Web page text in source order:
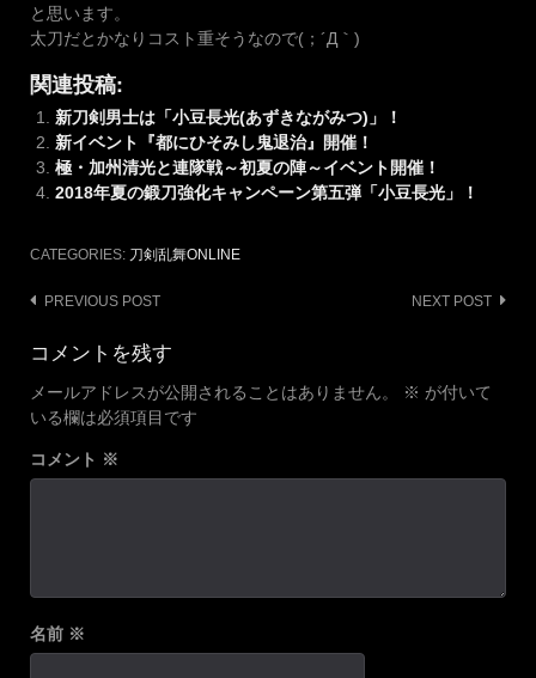
と思います。
太刀だとかなりコスト重そうなので(；´Д｀)
関連投稿:
新刀剣男士は「小豆長光(あずきながみつ)」！
新イベント『都にひそみし鬼退治』開催！
極・加州清光と連隊戦～初夏の陣～イベント開催！
2018年夏の鍛刀強化キャンペーン第五弾「小豆長光」！
CATEGORIES: 刀剣乱舞ONLINE
Post
navigation
PREVIOUS POST NEXT POST
コメントを残す
メールアドレスが公開されることはありません。 ※ が付いて
いる欄は必須項目です
コメント ※
名前 ※